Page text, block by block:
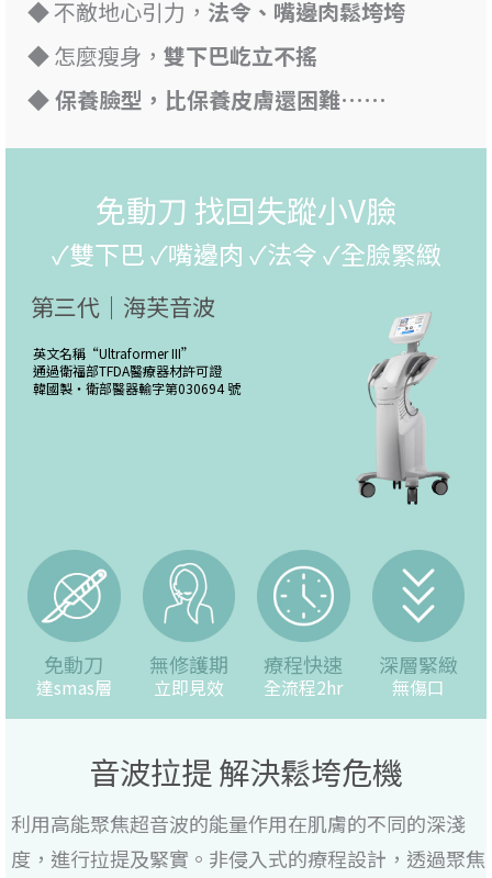
◆ 不敵地心引力， 法令、嘴邊肉鬆垮垮
◆ 怎麼瘦身， 雙下巴屹立不搖
◆ 保養臉型，比保養皮膚還困難……
免動刀 找回失蹤小V臉
✓雙下巴 ✓嘴邊肉 ✓法令 ✓全臉緊緻
第三代｜海芙音波
英文名稱“Ultraformer III”
通過衛福部TFDA醫療器材許可證
韓國製・ 衛部醫器輸字第030694 號
免動刀
達smas層
無修護期
立即見效
療程快速
全流程2hr
深層緊緻
無傷口
音波拉提 解決鬆垮危機
利用高能聚焦超音波的能量作用在肌膚的不同的深淺
度，進行拉提及緊實。非侵入式的療程設計，透過聚焦